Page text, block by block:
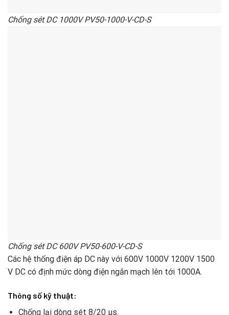
Chống sét DC 1000V PV50-1000-V-CD-S
Chống sét DC 600V PV50-600-V-CD-S
Các hệ thống điện áp DC này với 600V 1000V 1200V 1500
V DC có định mức dòng điện ngắn mạch lên tới 1000A.
Thông số kỹ thuật:
Chống lại dòng sét 8/20 µs.